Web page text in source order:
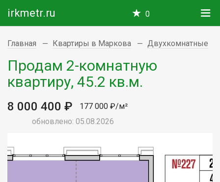
irkmetr.ru 0
Главная Квартиры в Маркова Двухкомнатные
Продам 2-комнатную
квартиру, 45.2 кв.м.
8 000 400 ₽
177 000 ₽/м²
обновлено: 05.08.2026